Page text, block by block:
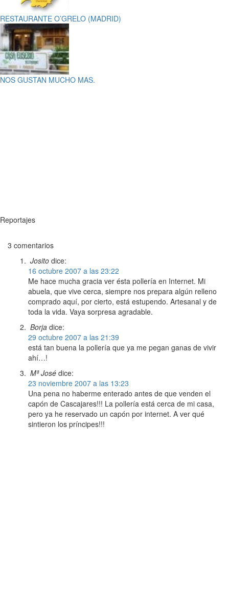
RESTAURANTE O’GRELO (MADRID)
NOS GUSTAN MUCHO MAS.
Reportajes
3 comentarios
Josito dice:
16 octubre 2007 a las 23:22
Me hace mucha gracia ver ésta pollería en Internet. Mi
abuela, que vive cerca, siempre nos prepara algún relleno
comprado aquí, por cierto, está estupendo. Artesanal y de
toda la vida. Vaya sorpresa agradable.
Borja dice:
29 octubre 2007 a las 21:39
está tan buena la pollería que ya me pegan ganas de vivir
ahí…!
Mª José dice:
23 noviembre 2007 a las 13:23
Una pena no haberme enterado antes de que venden el
capón de Cascajares!!! La pollería está cerca de mi casa,
pero ya he reservado un capón por internet. A ver qué
sintieron los príncipes!!!